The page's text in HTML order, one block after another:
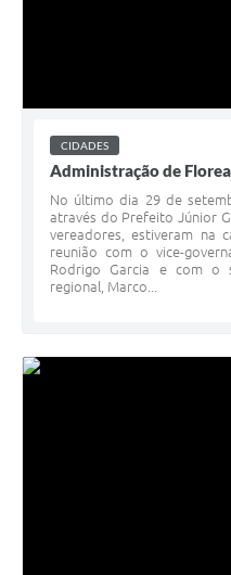
CIDADES
Administração de
No último dia 29 de
através do Prefeito Júnior
vereadores, estiveram na
reunião com o vice-
Rodrigo Garcia e com o
regional, Marco...